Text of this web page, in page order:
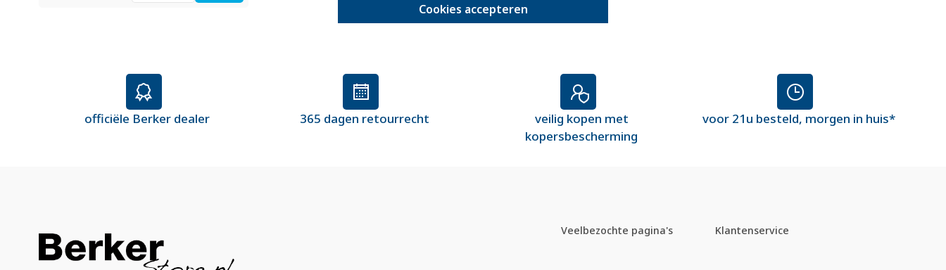
Cookies accepteren
officiële Berker dealer 365 dagen retourrecht
veilig kopen met
kopersbescherming
voor 21u besteld, morgen in huis*
Veelbezochte pagina's Klantenservice